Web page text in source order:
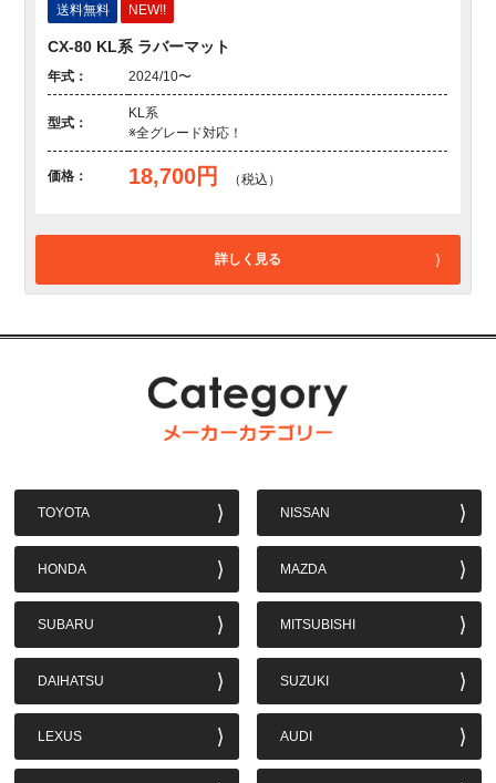
送料無料 NEW!!
CX-80 KL系 ラバーマット
年式： 2024/10〜
型式：
KL系
※全グレード対応！
価格： 18,700円 （税込）
詳しく見る
TOYOTA NISSAN
HONDA MAZDA
SUBARU MITSUBISHI
DAIHATSU SUZUKI
LEXUS AUDI